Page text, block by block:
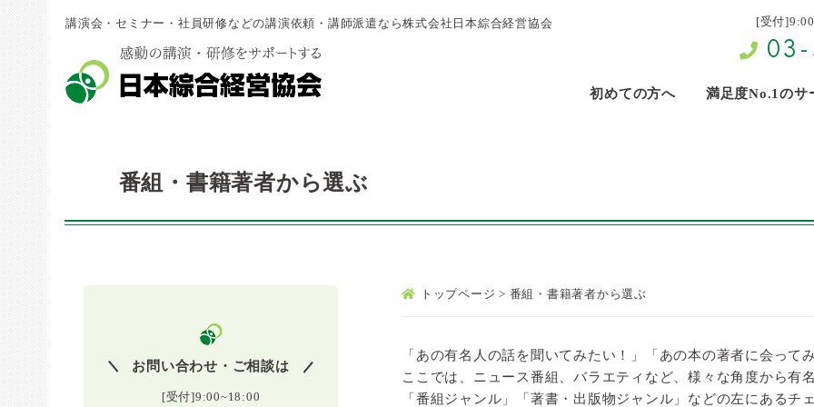
講演会・セミナー・社員研修などの講演依頼・講師派遣なら株式会社日本綜合経営協会 [受付
初めての方へ 満足度No.1のサ
番組・書籍著者から選ぶ
トップページ > 番組・書籍著者から選ぶ
「あの有名人の話を聞いてみたい！」「あの本の著者に会って
ここでは、ニュース番組、バラエティなど、様々な角度から有
「番組ジャンル」「著書・出版物ジャンル」などの左にあるチ
お問い合わせ・ご相談は
[受付]9:00~18:00